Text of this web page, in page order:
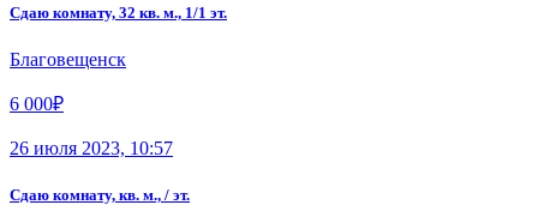
Сдаю комнату, 32 кв. м., 1/1 эт.
Благовещенск
6 000₽
26 июля 2023, 10:57
Сдаю комнату, кв. м., / эт.